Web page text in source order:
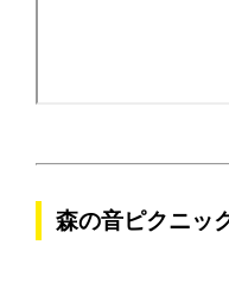
森の音ピクニッ